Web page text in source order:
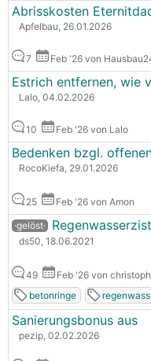
Abrisskosten
Apfelbau, 26.01.2026
7 Feb '26 von
Estrich entfernen, wie
Lalo, 04.02.2026
10 Feb '26 von Lalo
Bedenken bzgl.
RocoKiefa, 29.01.2026
25
Feb '26 von Amon
·gelöst·
ds50, 18.06.2021
49
Feb '26 von
betonringe
Sanierungsbonus aus
pezip, 02.02.2026